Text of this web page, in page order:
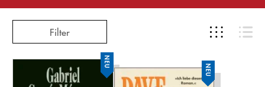
Filter
NEU
NEU